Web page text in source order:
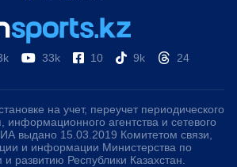
33k 10 9k 24
на учет, переучет периодического
информационного агентства и сетевого
выдано 15.03.2019 Комитетом связи,
и информации Министерства по
развитию Республики Казахстан.